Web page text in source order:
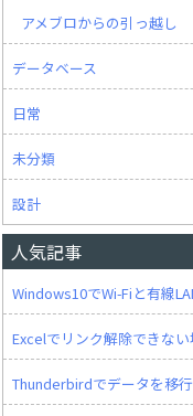
アメブロからの引っ越し
データベース
日常
未分類
設計
人気記事
Windows10でWi-Fiと有線
Excelでリンク解除できな
Thunderbirdでデータを移